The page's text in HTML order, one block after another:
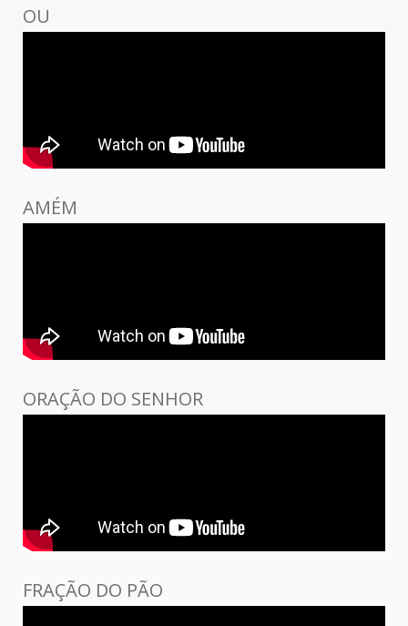
OU
AMÉM
ORAÇÃO DO SENHOR
FRAÇÃO DO PÃO